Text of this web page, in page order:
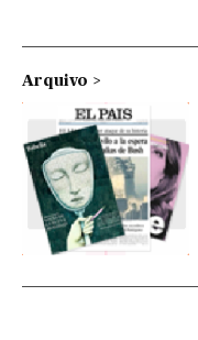
Arquivo